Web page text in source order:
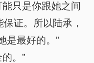
只是你跟她之间
证。所以陆承，
是最好的。”
。”